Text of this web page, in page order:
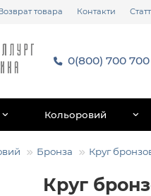
товара Контакти
0(800) 700 700
Кольоровий
Бронза Круг
Круг